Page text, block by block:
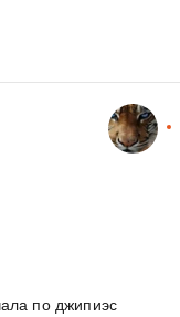
по джипиэс